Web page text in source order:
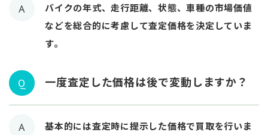
A
バイクの年式、走行距離、状態、車種の市場価値
などを総合的に考慮して査定価格を決定していま
す。
Q 一度査定した価格は後で変動しますか？
A
基本的には査定時に提示した価格で買取を行いま